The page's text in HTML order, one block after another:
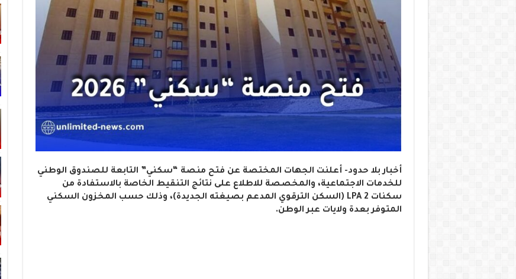
أخبار بلا حدود- أعلنت الجهات المختصة عن فتح منصة “سكني” التابعة للصندوق الوطني
للخدمات الاجتماعية، والمخصصة للاطلاع على نتائج التنقيط الخاصة بالاستفادة من
سكنات LPA 2 (السكن الترقوي المدعم بصيغته الجديدة)، وذلك حسب المخزون السكني
المتوفر بعدة ولايات عبر الوطن.